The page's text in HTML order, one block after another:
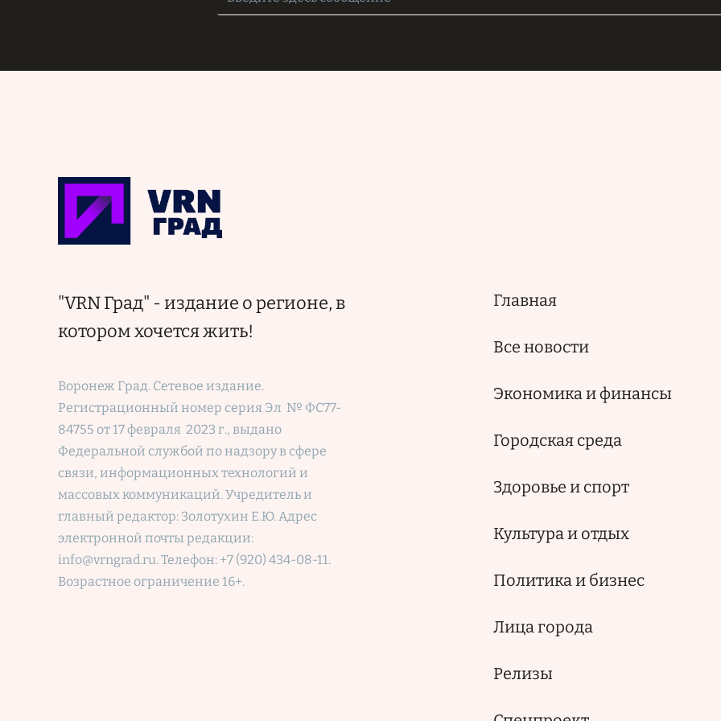
"VRN Град" - издание о регионе, в
котором хочется жить!
Воронеж Град. Сетевое издание.
Регистрационный номер серия Эл № ФС77-
84755 от 17 февраля 2023 г., выдано
Федеральной службой по надзору в сфере
связи, информационных технологий и
массовых коммуникаций. Учредитель и
главный редактор: Золотухин Е.Ю. Адрес
электронной почты редакции:
info@vrngrad.ru. Телефон: +7 (920) 434-08-11.
Возрастное ограничение 16+.
Основная
Главная
Все новости
Экономика и финансы
Городская среда
Здоровье и спорт
Культура и отдых
Политика и бизнес
Лица города
Релизы